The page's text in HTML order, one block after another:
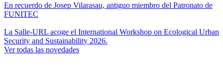
En recuerdo de Josep Vilarasau, antiguo miembro del Patronato de
FUNITEC
La Salle-URL acoge el International Workshop on Ecological Urban
Security and Sustainability 2026.
Ver todas las novedades